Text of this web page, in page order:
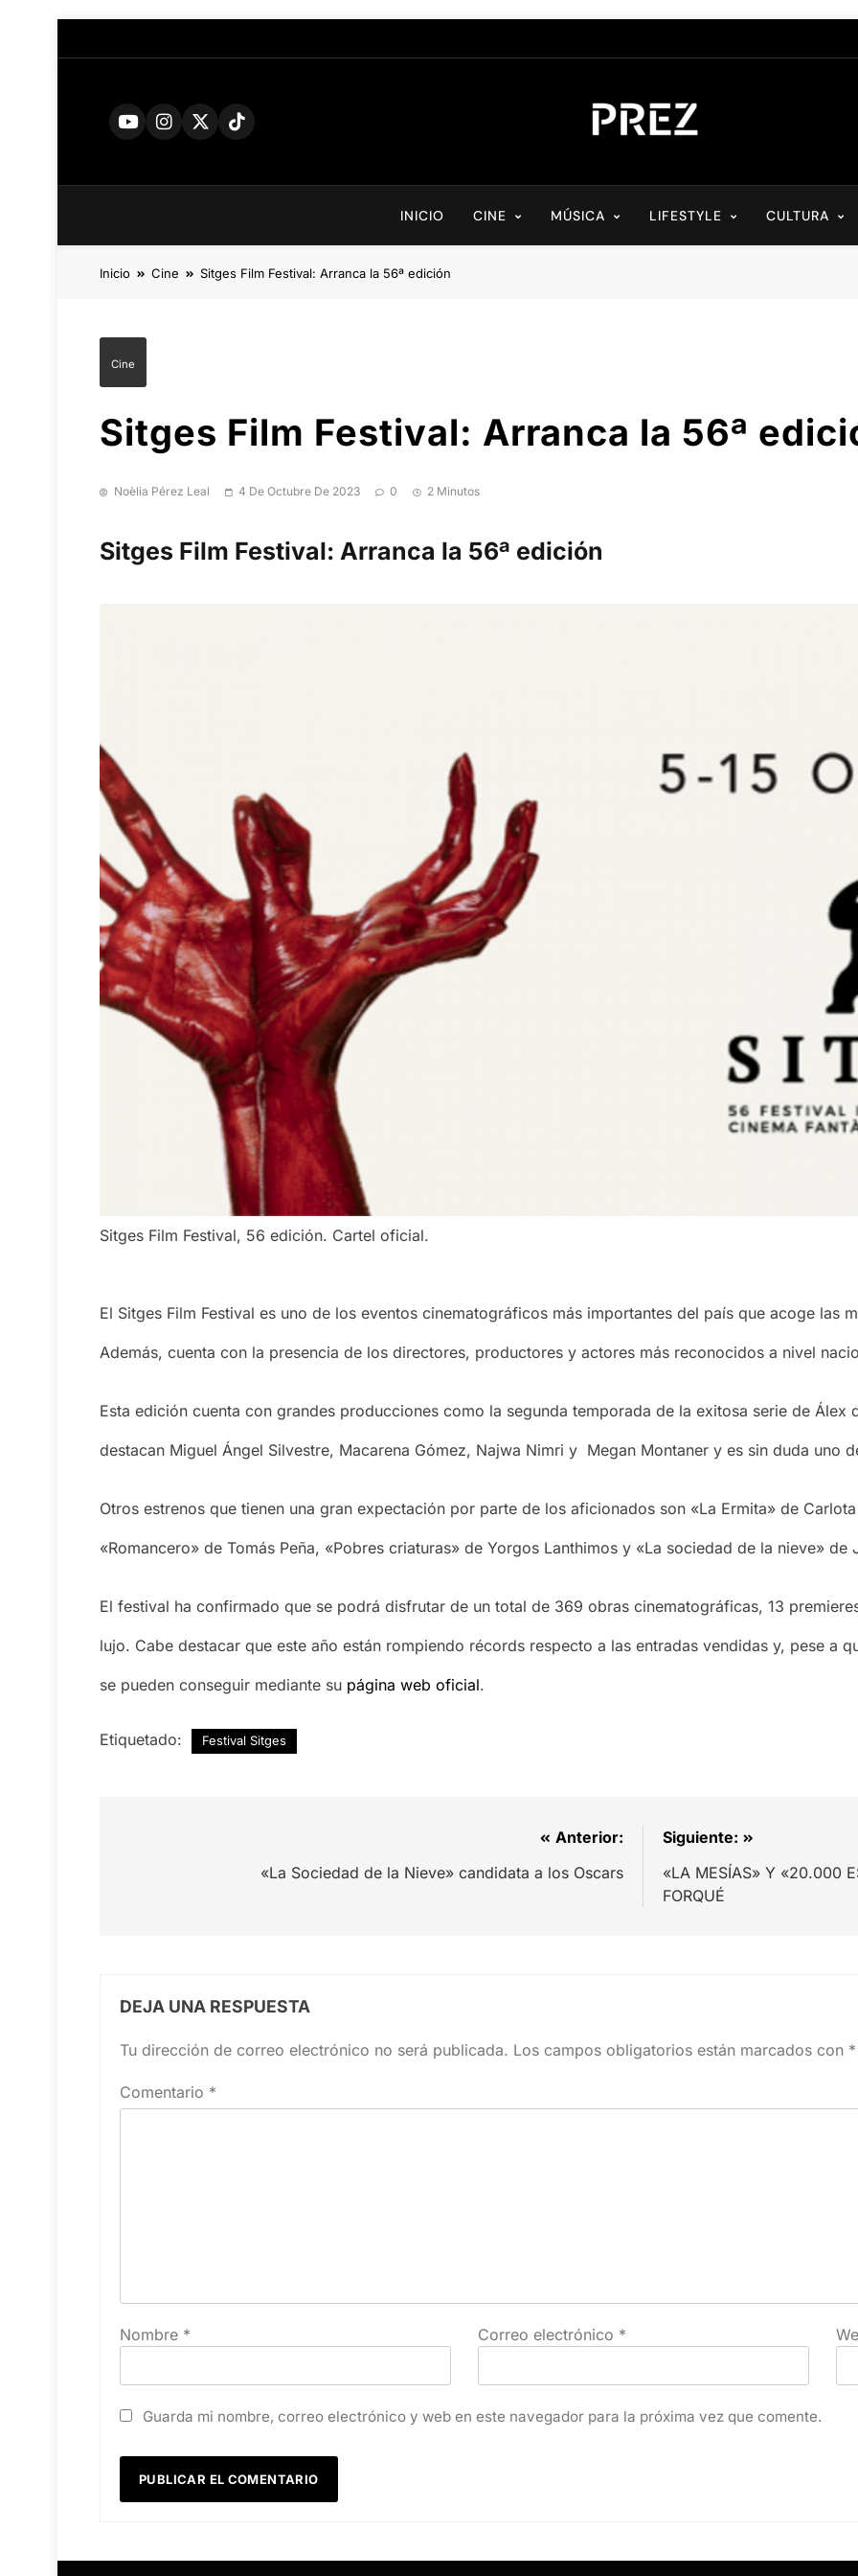
al
PREZ MAGAZINE
INICIO CINE MÚSICA LIFESTYLE CULTURA
Inicio Cine Sitges Film Festival: Arranca la 56ª edición
Cine
Sitges Film Festival: Arranca la 56ª
Noèlia Pérez Leal 4 De Octubre De 2023 0 2 Minutos
Sitges Film Festival: Arranca la 56ª edición
Sitges Film Festival, 56 edición. Cartel oficial.
El Sitges Film Festival es uno de los eventos cinematográficos más importantes del país que acoge las
Además, cuenta con la presencia de los directores, productores y actores más reconocidos a nivel
Esta edición cuenta con grandes producciones como la segunda temporada de la exitosa serie de Álex
destacan Miguel Ángel Silvestre, Macarena Gómez, Najwa Nimri y Megan Montaner y es sin duda uno
Otros estrenos que tienen una gran expectación por parte de los aficionados son «La Ermita» de
«Romancero» de Tomás Peña, «Pobres criaturas» de Yorgos Lanthimos y «La sociedad de la nieve» de
El festival ha confirmado que se podrá disfrutar de un total de 369 obras cinematográficas, 13
lujo. Cabe destacar que este año están rompiendo récords respecto a las entradas vendidas y, pese a
se pueden conseguir mediante su página web oficial.
Etiquetado: Festival Sitges
Anterior:
«La Sociedad de la Nieve» candidata a los Oscars
Siguiente:
«LA MESÍAS» Y «20.000
FORQUÉ
DEJA UNA RESPUESTA
Tu dirección de correo electrónico no será publicada. Los campos obligatorios están marcados con *
Comentario *
Nombre * Correo electrónico *
Guarda mi nombre, correo electrónico y web en este navegador para la próxima vez que comente.